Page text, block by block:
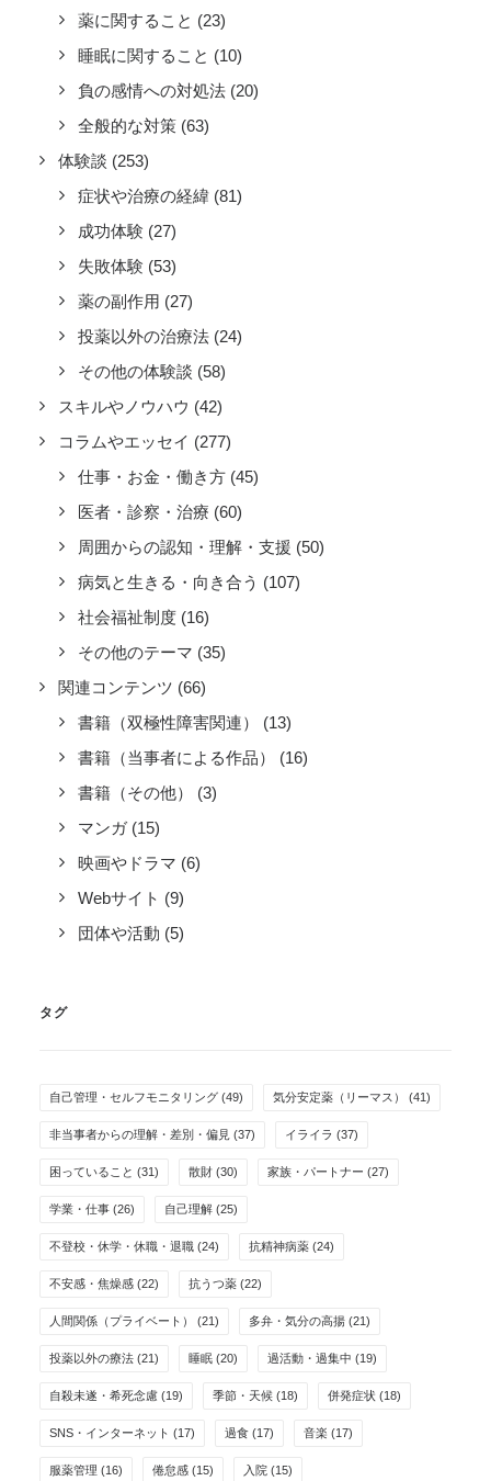
薬に関すること (23)
睡眠に関すること (10)
負の感情への対処法 (20)
全般的な対策 (63)
体験談 (253)
症状や治療の経緯 (81)
成功体験 (27)
失敗体験 (53)
薬の副作用 (27)
投薬以外の治療法 (24)
その他の体験談 (58)
スキルやノウハウ (42)
コラムやエッセイ (277)
仕事・お金・働き方 (45)
医者・診察・治療 (60)
周囲からの認知・理解・支援 (50)
病気と生きる・向き合う (107)
社会福祉制度 (16)
その他のテーマ (35)
関連コンテンツ (66)
書籍（双極性障害関連）
(13)
書籍（当事者による作品）
(16)
書籍（その他）
(3)
マンガ (15)
映画やドラマ (6)
Webサイト (9)
団体や活動 (5)
タグ
自己管理・セルフモニタリング (49) 気分安定薬（リーマス） (41)
非当事者からの理解・差別・偏見 (37) イライラ (37)
困っていること (31) 散財 (30) 家族・パートナー (27)
学業・仕事 (26) 自己理解 (25)
不登校・休学・休職・退職 (24) 抗精神病薬 (24)
不安感・焦燥感 (22) 抗うつ薬 (22)
人間関係（プライベート） (21) 多弁・気分の高揚 (21)
投薬以外の療法 (21) 睡眠 (20) 過活動・過集中 (19)
自殺未遂・希死念慮 (19) 季節・天候 (18) 併発症状 (18)
SNS・インターネット (17) 過食 (17) 音楽 (17)
服薬管理 (16) 倦怠感 (15) 入院 (15)